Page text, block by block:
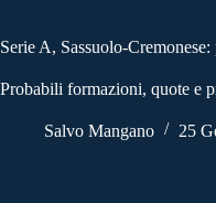
Serie A, Sassuolo-
Probabili formazioni, quote e
Salvo Mangano 25